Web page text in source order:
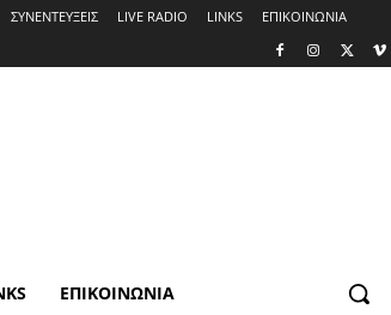
ΣΥΝΕΝΤΕΥΞΕΙΣ LIVE RADIO LINKS ΕΠΙΚΟΙΝΩΝΙΑ
ΕΠΙΚΟΙΝΩΝΙΑ